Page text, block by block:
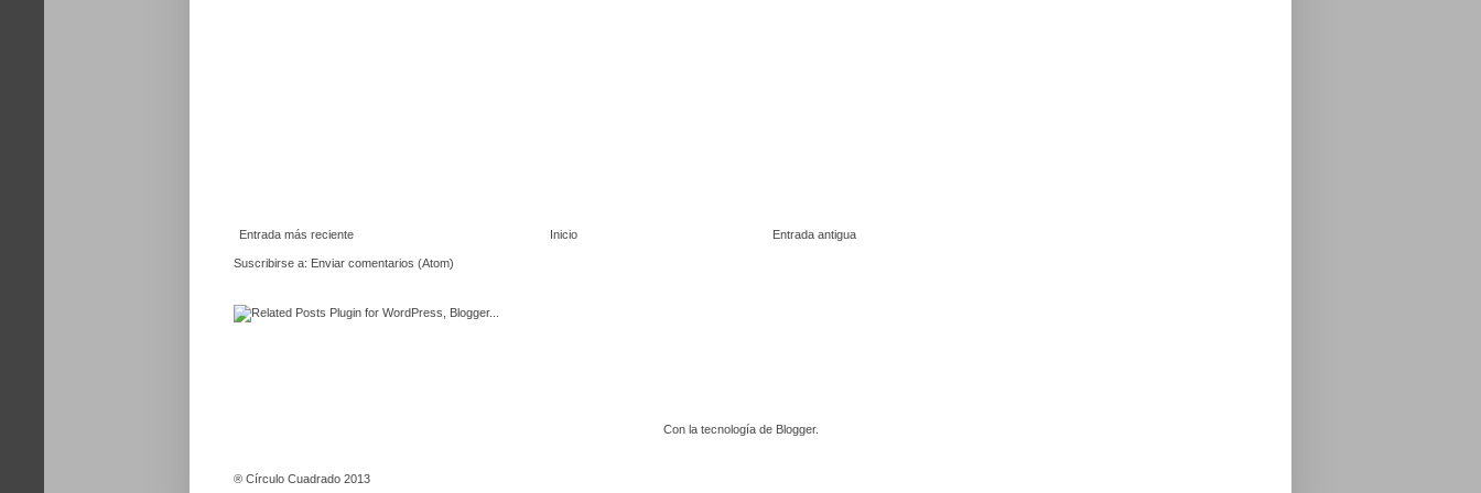
Entrada más reciente Entrada antigua
Inicio
Suscribirse a: Enviar comentarios (Atom)
Con la tecnología de Blogger.
® Círculo Cuadrado 2013